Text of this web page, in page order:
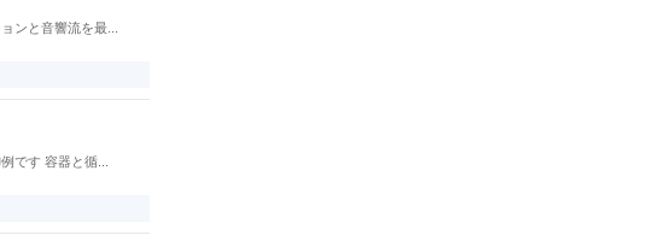
ンと音響流を最...
です 容器と循...